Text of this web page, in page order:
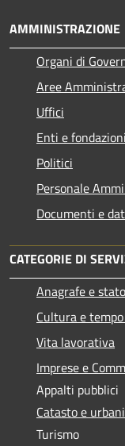
AMMINISTRAZIONE
Organi di
Aree
Uffici
Enti e fondazioni
Politici
Personale
Documenti e
CATEGORIE DI
Anagrafe e
Cultura e
Vita lavorativa
Imprese e
Appalti pubblici
Catasto e
Turismo